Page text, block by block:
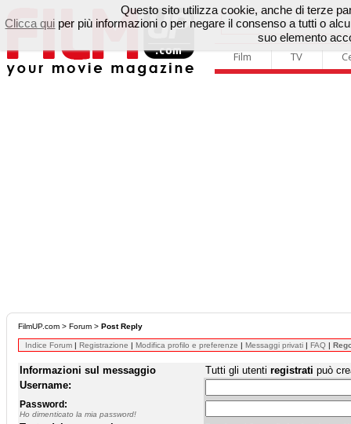
Film TV
FilmUP.com > Forum > Post Reply
Indice Forum | Registrazione | Modifica profilo e preferenze | Messaggi privati | FAQ |
Informazioni sul messaggio Tutti gli utenti registrati può
Username:
Password:
Ho dimenticato la mia password!
Questo sito utilizza cookie, anche di terze
Clicca qui per più informazioni o per negare il consenso a tutti o
suo elemento